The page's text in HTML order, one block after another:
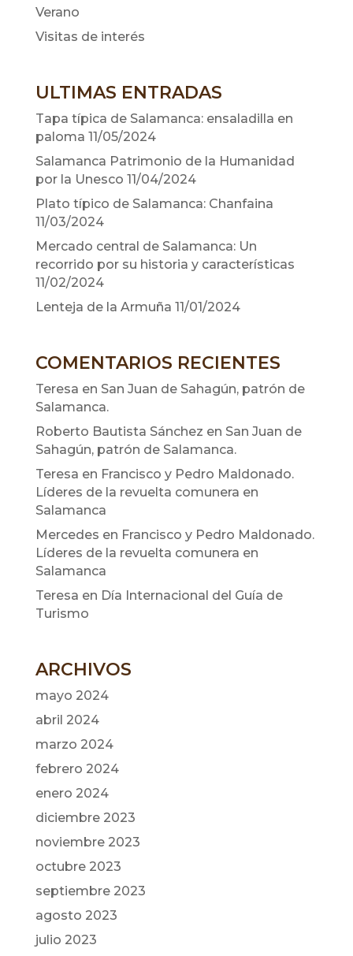
Verano
Visitas de interés
ULTIMAS ENTRADAS
Tapa típica de Salamanca: ensaladilla en
paloma 11/05/2024
Salamanca Patrimonio de la Humanidad
por la Unesco 11/04/2024
Plato típico de Salamanca: Chanfaina
11/03/2024
Mercado central de Salamanca: Un
recorrido por su historia y características
11/02/2024
Lenteja de la Armuña 11/01/2024
COMENTARIOS RECIENTES
Teresa en San Juan de Sahagún, patrón de
Salamanca.
Roberto Bautista Sánchez en San Juan de
Sahagún, patrón de Salamanca.
Teresa en Francisco y Pedro Maldonado.
Líderes de la revuelta comunera en
Salamanca
Mercedes en Francisco y Pedro Maldonado.
Líderes de la revuelta comunera en
Salamanca
Teresa en Día Internacional del Guía de
Turismo
ARCHIVOS
mayo 2024
abril 2024
marzo 2024
febrero 2024
enero 2024
diciembre 2023
noviembre 2023
octubre 2023
septiembre 2023
agosto 2023
julio 2023